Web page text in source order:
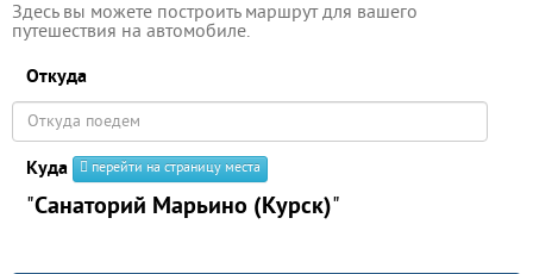
Здесь вы можете построить маршрут для вашего
путешествия на автомобиле.
Откуда
Куда перейти на страницу места
"Санаторий Марьино (Курск)"